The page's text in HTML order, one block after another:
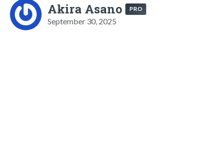
Akira Asano PRO
September 30, 2025